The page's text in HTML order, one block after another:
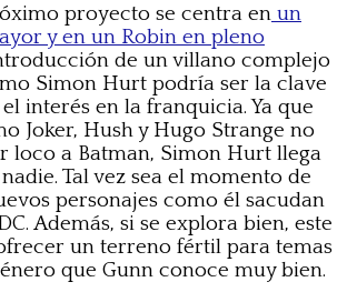
proyecto se centra en un
y en un Robin en pleno
de un villano complejo
Simon Hurt podría ser la clave
interés en la franquicia. Ya que
Joker, Hush y Hugo Strange no
loco a Batman, Simon Hurt llega
Tal vez sea el momento de
personajes como él sacudan
Además, si se explora bien, este
un terreno fértil para temas
que Gunn conoce muy bien.